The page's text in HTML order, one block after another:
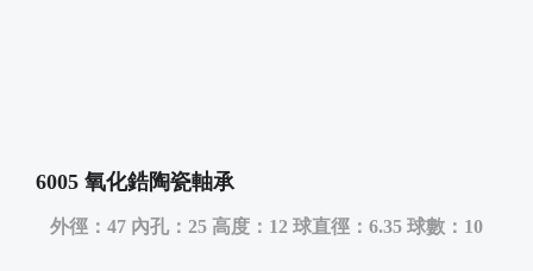
6005 氧化鋯陶瓷軸承
外徑：47 內孔：25 高度：12 球直徑：6.35 球數：10